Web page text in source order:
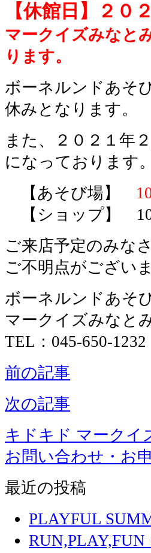
【休館日】２０
マークイズみなと
ります。
ボーネルンドあそ
休みとなります。
また、２０２１年
になっております。
【あそび場】
【ショップ】 10
ご来店予定のみな
ご不明点がござい
ボーネルンドあそ
マークイズみなと
TEL：045-650-1232
前の記事
次の記事
キドキド マークイ
お問い合わせ・お
最近の投稿
PLAYFUL